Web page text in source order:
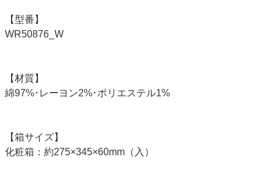
【型番】
WR50876_W
【材質】
綿97%･レーヨン2%･ポリエステル1%
【箱サイズ】
化粧箱：約275×345×60mm（入）